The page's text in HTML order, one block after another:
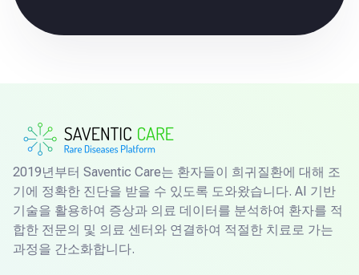
2019년부터 Saventic Care는 환자들이 희귀질환에 대해 조
기에 정확한 진단을 받을 수 있도록 도와왔습니다. AI 기반
기술을 활용하여 증상과 의료 데이터를 분석하여 환자를 적
합한 전문의 및 의료 센터와 연결하여 적절한 치료로 가는
과정을 간소화합니다.